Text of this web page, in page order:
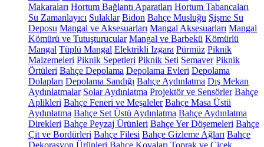
Makaraları Hortum Bağlantı Aparatları Hortum Tabancaları
Su Zamanlayıcı Sulaklar Bidon Bahçe Musluğu Şişme Su
Deposu Mangal ve Aksesuarları Mangal Aksesuarları Mangal
Kömürü ve Tutuşturucular Mangal ve Barbekü Kömürlü
Mangal Tüplü Mangal Elektrikli Izgara Pürmüz Piknik
Malzemeleri Piknik Sepetleri Piknik Seti Semaver Piknik
Örtüleri Bahçe Depolama Depolama Evleri Depolama
Dolapları Depolama Sandığı Bahçe Aydınlatma Dış Mekan
Aydınlatmalar Solar Aydınlatma Projektör ve Sensörler Bahçe
Aplikleri Bahçe Feneri ve Meşaleler Bahçe Masa Üstü
Aydınlatma Bahçe Set Üstü Aydınlatma Bahçe Aydınlatma
Direkleri Bahçe Peyzaj Ürünleri Bahçe Yer Döşemeleri Bahçe
Çit ve Bordürleri Bahçe Filesi Bahçe Gizleme Ağları Bahçe
Dekorasyon Ürünleri Bahçe Kovaları Toprak ve Çiçek